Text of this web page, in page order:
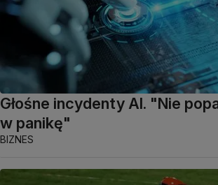
Głośne incydenty AI. "Nie
w panikę"
BIZNES